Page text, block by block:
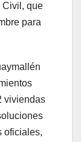
Civil, que
para
viviendas
oficiales,